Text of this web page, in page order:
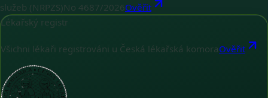
služeb (NRPZS)No 4687/2026Ověřit
Lékařský registr
Všichni lékaři registrováni u Česká lékařská komoraOvěřit